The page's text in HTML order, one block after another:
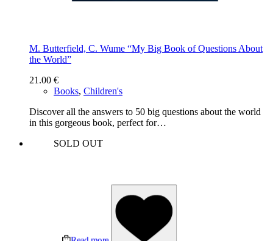
M. Butterfield, C. Wume “My Big Book of Questions About
the World”
21.00 €
Books, Children's
Discover all the answers to 50 big questions about the world
in this gorgeous book, perfect for…
SOLD OUT